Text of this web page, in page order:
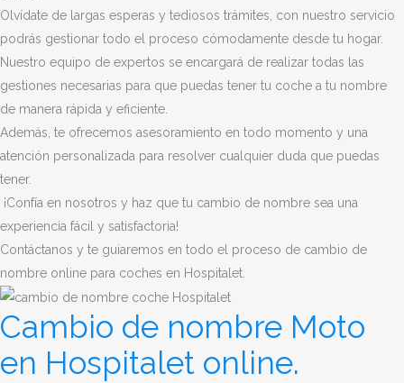
Olvídate de largas esperas y tediosos trámites, con nuestro servicio
podrás gestionar todo el proceso cómodamente desde tu hogar.
Nuestro equipo de expertos se encargará de realizar todas las
gestiones necesarias para que puedas tener tu coche a tu nombre
de manera rápida y eficiente.
Además, te ofrecemos asesoramiento en todo momento y una
atención personalizada para resolver cualquier duda que puedas
tener.
¡Confía en nosotros y haz que tu cambio de nombre sea una
experiencia fácil y satisfactoria!
Contáctanos y te guiaremos en todo el proceso de cambio de
nombre online para coches en Hospitalet.
Cambio de nombre Moto
en Hospitalet online.